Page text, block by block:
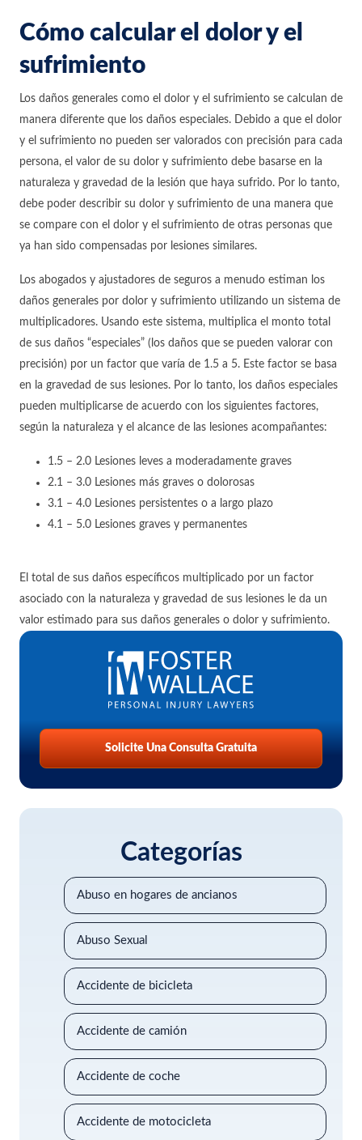
Cómo calcular el dolor y el
sufrimiento
Los daños generales como el dolor y el sufrimiento se calculan de
manera diferente que los daños especiales. Debido a que el dolor
y el sufrimiento no pueden ser valorados con precisión para cada
persona, el valor de su dolor y sufrimiento debe basarse en la
naturaleza y gravedad de la lesión que haya sufrido. Por lo tanto,
debe poder describir su dolor y sufrimiento de una manera que
se compare con el dolor y el sufrimiento de otras personas que
ya han sido compensadas por lesiones similares.
Los abogados y ajustadores de seguros a menudo estiman los
daños generales por dolor y sufrimiento utilizando un sistema de
multiplicadores. Usando este sistema, multiplica el monto total
de sus daños “especiales” (los daños que se pueden valorar con
precisión) por un factor que varía de 1.5 a 5. Este factor se basa
en la gravedad de sus lesiones. Por lo tanto, los daños especiales
pueden multiplicarse de acuerdo con los siguientes factores,
según la naturaleza y el alcance de las lesiones acompañantes:
1.5 – 2.0 Lesiones leves a moderadamente graves
2.1 – 3.0 Lesiones más graves o dolorosas
3.1 – 4.0 Lesiones persistentes o a largo plazo
4.1 – 5.0 Lesiones graves y permanentes
El total de sus daños específicos multiplicado por un factor
asociado con la naturaleza y gravedad de sus lesiones le da un
valor estimado para sus daños generales o dolor y sufrimiento.
Solicite Una Consulta Gratuita
Categorías
Abuso en hogares de ancianos
Abuso Sexual
Accidente de bicicleta
Accidente de camión
Accidente de coche
Accidente de motocicleta